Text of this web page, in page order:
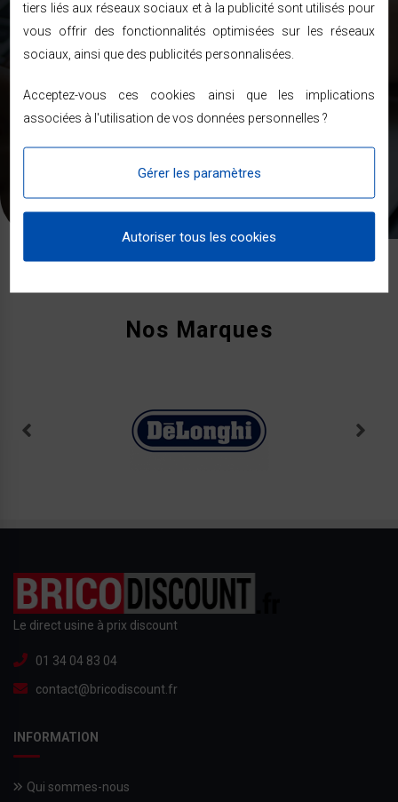
J’accepte de recevoir des newsletter
Les informations recueillies sur ce formulaire sont enregistrées
dans un fichier informatisé nécessaire pour la gestion de nos
clients et prospects. En soumettant ce formulaire, vous
acceptez que les informations saisies soient exploitées dans le
qui pourrait en découler. Pour connaitre et exercer vos droits,
Nos Marques
Le direct usine à prix discount
01 34 04 83 04
contact@bricodiscount.fr
INFORMATION
Qui sommes-nous
tiers liés aux réseaux sociaux et à la publicité sont utilisés pour
vous offrir des fonctionnalités optimisées sur les réseaux
sociaux, ainsi que des publicités personnalisées.
Acceptez-vous ces cookies ainsi que les implications
associées à l'utilisation de vos données personnelles ?
Gérer les paramètres
Autoriser tous les cookies